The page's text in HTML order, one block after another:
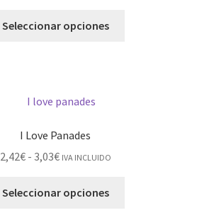
Seleccionar opciones
I Love Panades
2,42€ - 3,03€ IVA INCLUIDO
Seleccionar opciones